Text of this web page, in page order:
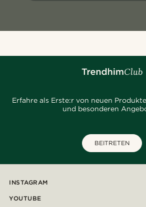
Erfahre als Erste:r von neuen
und besonderen
BEITRETEN
INSTAGRAM
YOUTUBE